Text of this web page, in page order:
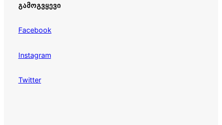
ᲒᲐᲛᲝᲒᲕᲧᲔᲕᲘ
Facebook
Instagram
Twitter